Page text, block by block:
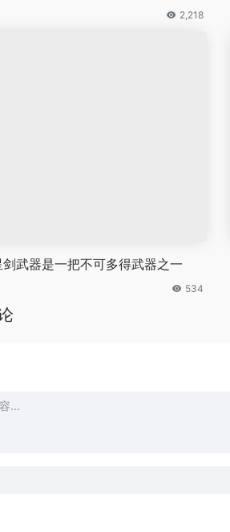
2,218
武器是一把不可多得武器之一
534